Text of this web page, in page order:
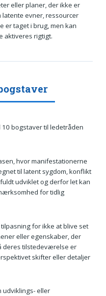
eller planer, der ikke er
evner, ressourcer
er taget i brug, men kan
aktiveres rigtigt.
bogstaver til ledetråden
hvor manifestationerne
til latent sygdom, konflikt
udviklet og derfor let kan
for tidlig
for ikke at blive set
eller egenskaber, der
deres tilstedeværelse er
skifter eller detaljer
udviklings- eller